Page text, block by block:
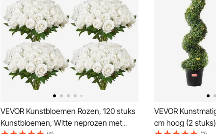
VEVOR Kunstbloemen Rozen, 120 stuks
Kunstbloemen, Witte neprozen met
VEVOR
cm hoog (2